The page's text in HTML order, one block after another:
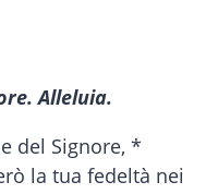
Alleluia.
del Signore, *
la tua fedeltà nei